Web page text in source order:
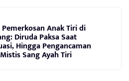
Anak Tiri di
Diruda Paksa Saat
Hingga Pengancaman
Sang Ayah Tiri